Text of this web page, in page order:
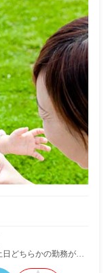
どちらかの勤務がで